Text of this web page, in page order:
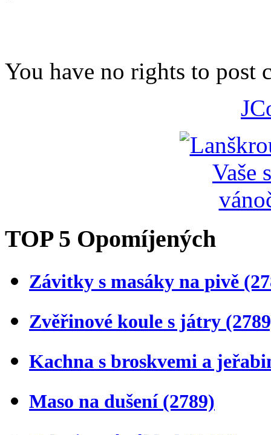
You have no rights to post
TOP 5 Opomíjených
Závitky s masáky na pivě
Zvěřinové koule s játry
Kachna s broskvemi a
Maso na dušení (2789)